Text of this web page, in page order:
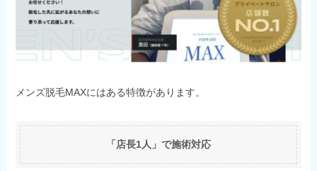
メンズ脱毛MAXにはある特徴があります。
「店長1人」で施術対応